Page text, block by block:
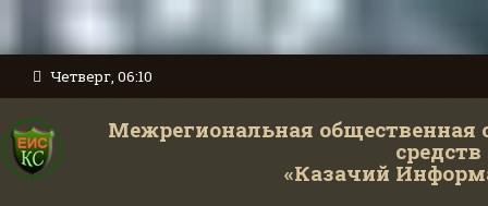
Четверг, 06:10
Межрегиональная общественная
«Казачий